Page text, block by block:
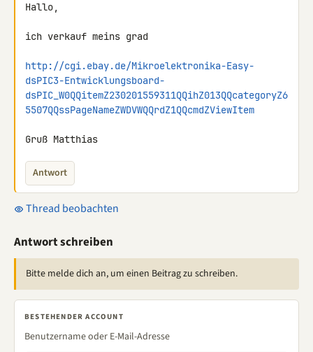
Hallo,
ich verkauf meins grad
http://cgi.ebay.de/Mikroelektronika-Easy-
dsPIC3-Entwicklungsboard-
dsPIC_W0QQitemZ230201559311QQihZ013QQcategoryZ6
5507QQssPageNameZWDVWQQrdZ1QQcmdZViewItem
Gruß Matthias
Antwort
Thread beobachten
Antwort schreiben
Bitte melde dich an, um einen Beitrag zu schreiben.
BESTEHENDER ACCOUNT
Benutzername oder E-Mail-Adresse